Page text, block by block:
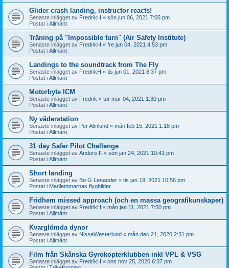
Glider crash landing, instructor reacts!
Senaste inlägget av FredrikH « sön jun 06, 2021 7:05 pm
Postat i Allmänt
Träning på "Impossible turn" (Air Safety Institute)
Senaste inlägget av FredrikH « fre jun 04, 2021 4:53 pm
Postat i Allmänt
Landings to the soundtrack from The Fly
Senaste inlägget av FredrikH « tis jun 01, 2021 8:37 pm
Postat i Allmänt
Motorbyte ICM
Senaste inlägget av Fredrik « tor mar 04, 2021 1:30 pm
Postat i Allmänt
Ny väderstation
Senaste inlägget av Per Almlund « mån feb 15, 2021 1:18 pm
Postat i Allmänt
31 day Safer Pilot Challenge
Senaste inlägget av Anders F « sön jan 24, 2021 10:41 pm
Postat i Allmänt
Short landing
Senaste inlägget av Bo G Lenander « tis jan 19, 2021 10:56 pm
Postat i Medlemmarnas flygbilder
Fridhem missed approach (och en massa geografikunskaper)
Senaste inlägget av FredrikH « mån jan 11, 2021 7:50 pm
Postat i Allmänt
Kvarglömda dynor
Senaste inlägget av NisseWesterlund « mån dec 21, 2020 2:31 pm
Postat i Allmänt
Film från Skånska Gyrokopterklubben inkl VPL & VSG
Senaste inlägget av FredrikH « ons nov 25, 2020 6:37 pm